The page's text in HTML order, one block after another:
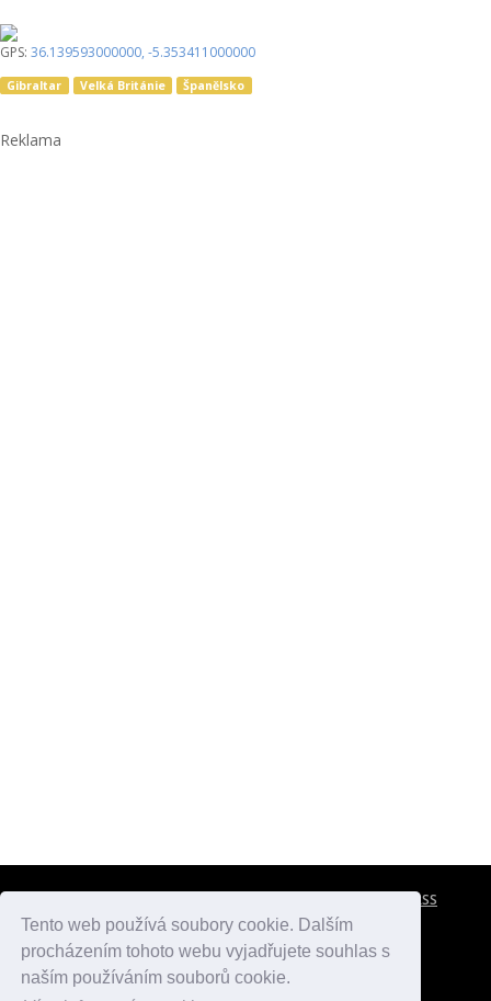
Tento web používá soubory cookie. Dalším
procházením tohoto webu vyjadřujete souhlas s
naším používáním souborů cookie.
GPS: 36.139593000000, -5.353411000000
Gibraltar Velká Británie Španělsko
Reklama
RSS
atlaspamatek.info